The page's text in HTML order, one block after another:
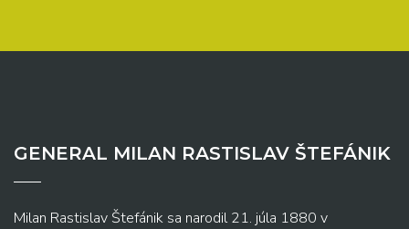
GENERAL MILAN RASTISLAV ŠTEFÁNIK
Milan Rastislav Štefánik sa narodil 21. júla 1880 v